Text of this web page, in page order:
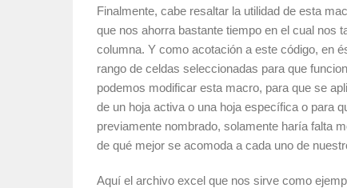
Finalmente, cabe resaltar la utilidad de esta
que nos ahorra bastante tiempo en el cual nos
columna. Y como acotación a este código, en
rango de celdas seleccionadas para que
podemos modificar esta macro, para que se
de un hoja activa o una hoja específica o para
previamente nombrado, solamente haría falta
de qué mejor se acomoda a cada uno de
Aquí el archivo excel que nos sirve como